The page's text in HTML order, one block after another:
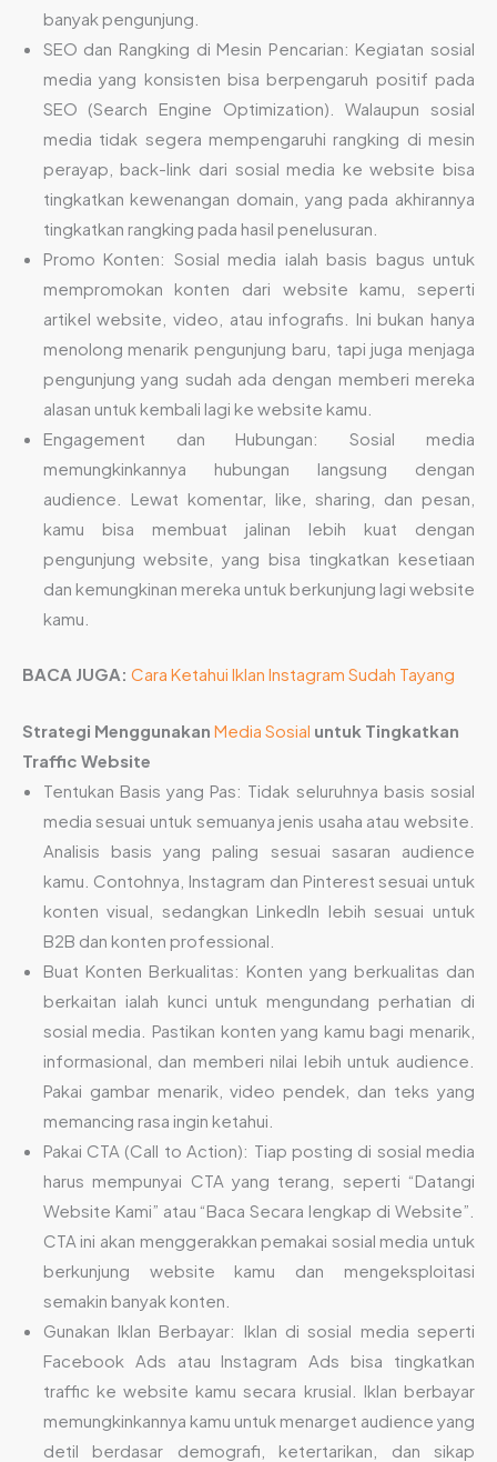
banyak pengunjung.
SEO dan Rangking di Mesin Pencarian: Kegiatan sosial
media yang konsisten bisa berpengaruh positif pada
SEO (Search Engine Optimization). Walaupun sosial
media tidak segera mempengaruhi rangking di mesin
perayap, back-link dari sosial media ke website bisa
tingkatkan kewenangan domain, yang pada akhirannya
tingkatkan rangking pada hasil penelusuran.
Promo Konten: Sosial media ialah basis bagus untuk
mempromokan konten dari website kamu, seperti
artikel website, video, atau infografis. Ini bukan hanya
menolong menarik pengunjung baru, tapi juga menjaga
pengunjung yang sudah ada dengan memberi mereka
alasan untuk kembali lagi ke website kamu.
Engagement dan Hubungan: Sosial media
memungkinkannya hubungan langsung dengan
audience. Lewat komentar, like, sharing, dan pesan,
kamu bisa membuat jalinan lebih kuat dengan
pengunjung website, yang bisa tingkatkan kesetiaan
dan kemungkinan mereka untuk berkunjung lagi website
kamu.
BACA JUGA: Cara Ketahui Iklan Instagram Sudah Tayang
Strategi Menggunakan Media Sosial untuk Tingkatkan
Traffic Website
Tentukan Basis yang Pas: Tidak seluruhnya basis sosial
media sesuai untuk semuanya jenis usaha atau website.
Analisis basis yang paling sesuai sasaran audience
kamu. Contohnya, Instagram dan Pinterest sesuai untuk
konten visual, sedangkan LinkedIn lebih sesuai untuk
B2B dan konten professional.
Buat Konten Berkualitas: Konten yang berkualitas dan
berkaitan ialah kunci untuk mengundang perhatian di
sosial media. Pastikan konten yang kamu bagi menarik,
informasional, dan memberi nilai lebih untuk audience.
Pakai gambar menarik, video pendek, dan teks yang
memancing rasa ingin ketahui.
Pakai CTA (Call to Action): Tiap posting di sosial media
harus mempunyai CTA yang terang, seperti “Datangi
Website Kami” atau “Baca Secara lengkap di Website”.
CTA ini akan menggerakkan pemakai sosial media untuk
berkunjung website kamu dan mengeksploitasi
semakin banyak konten.
Gunakan Iklan Berbayar: Iklan di sosial media seperti
Facebook Ads atau Instagram Ads bisa tingkatkan
traffic ke website kamu secara krusial. Iklan berbayar
memungkinkannya kamu untuk menarget audience yang
detil berdasar demografi, ketertarikan, dan sikap